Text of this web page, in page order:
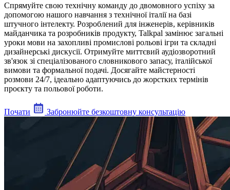
Спрямуйте свою технічну команду до двомовного успіху за
допомогою нашого навчання з технічної італії на базі
штучного інтелекту. Розроблений для інженерів, керівників
майданчика та розробників продукту, Talkpal замінює загальні
уроки мови на захопливі промислові рольові ігри та складні
дизайнерські дискусії. Отримуйте миттєвий аудіозворотний
зв'язок зі спеціалізованого словникового запасу, італійської
вимови та формальної подачі. Досягайте майстерності
розмови 24/7, ідеально адаптуючись до жорстких термінів
проєкту та польової роботи.
Почати Забронюйте безкоштовну консультацію